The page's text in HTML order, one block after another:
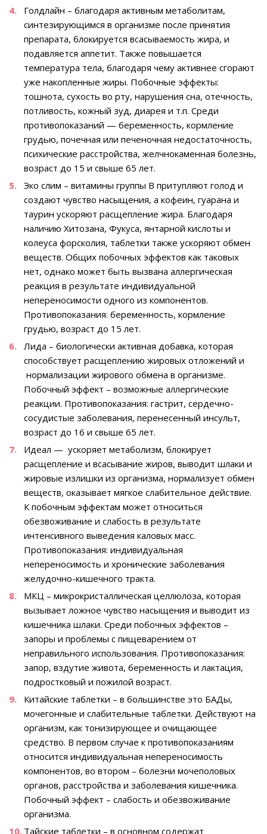
Голдлайн – благодаря активным метаболитам,
синтезирующимся в организме после принятия
препарата, блокируется всасываемость жира, и
подавляется аппетит. Также повышается
температура тела, благодаря чему активнее сгорают
уже накопленные жиры. Побочные эффекты:
тошнота, сухость во рту, нарушения сна, отечность,
потливость, кожный зуд, диарея и т.п. Среди
противопоказаний — беременность, кормление
грудью, почечная или печеночная недостаточность,
психические расстройства, желчнокаменная болезнь,
возраст до 15 и свыше 65 лет.
Эко слим – витамины группы B притупляют голод и
создают чувство насыщения, а кофеин, гуарана и
таурин ускоряют расщепление жира. Благодаря
наличию Хитозана, Фукуса, янтарной кислоты и
колеуса форсколия, таблетки также ускоряют обмен
веществ. Общих побочных эффектов как таковых
нет, однако может быть вызвана аллергическая
реакция в результате индивидуальной
непереносимости одного из компонентов.
Противопоказания: беременность, кормление
грудью, возраст до 15 лет.
Лида – биологически активная добавка, которая
способствует расщеплению жировых отложений и
нормализации жирового обмена в организме.
Побочный эффект – возможные аллергические
реакции. Противопоказания: гастрит, сердечно-
сосудистые заболевания, перенесенный инсульт,
возраст до 16 и свыше 65 лет.
Идеал — ускоряет метаболизм, блокирует
расщепление и всасывание жиров, выводит шлаки и
жировые излишки из организма, нормализует обмен
веществ, оказывает мягкое слабительное действие.
К побочным эффектам может относиться
обезвоживание и слабость в результате
интенсивного выведения каловых масс.
Противопоказания: индивидуальная
непереносимость и хронические заболевания
желудочно-кишечного тракта.
МКЦ – микрокристаллическая целлюлоза, которая
вызывает ложное чувство насыщения и выводит из
кишечника шлаки. Среди побочных эффектов –
запоры и проблемы с пищеварением от
неправильного использования. Противопоказания:
запор, вздутие живота, беременность и лактация,
подростковый и пожилой возраст.
Китайские таблетки – в большинстве это БАДы,
мочегонные и слабительные таблетки. Действуют на
организм, как тонизирующее и очищающее
средство. В первом случае к противопоказаниям
относится индивидуальная непереносимость
компонентов, во втором – болезни мочеполовых
органов, расстройства и заболевания кишечника.
Побочный эффект – слабость и обезвоживание
организма.
Тайские таблетки – в основном содержат